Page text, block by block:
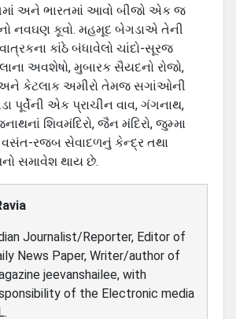
અને ભારતમાં આવો બીજો એક જ
નવઘણ કૂવો. મહમૂદ બેગડાએ તેની
કાંઠે બંધાવેલો ચાંદો-સૂરજ
અવશેષો, મુબારક સૈયદનો રોજો,
અને કેટલાક અમીરો તેમજ સગાંઓની
પૂર્વેની એક પ્રાચીન વાવ, ગંગનાથ,
શિવમંદિરો, જૈન મંદિરો, જુમ્મા
વસંત-રજબ સેવાદળનું કેન્દ્ર તથા
સમાવેશ થાય છે.
Journalist/Reporter, Editor of
News Paper, Writer/author of
jeevanshailee, with
of the Electronic media